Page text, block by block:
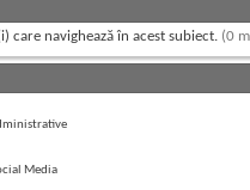
care navighează în acest subiect. (0
Media